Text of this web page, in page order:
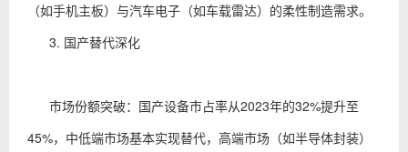
（如手机主板）与汽车电子（如车载雷达）的柔性制造需求。
3. 国产替代深化
市场份额突破：国产设备市占率从2023年的32%提升至
45%，中低端市场基本实现替代，高端市场（如半导体封装）